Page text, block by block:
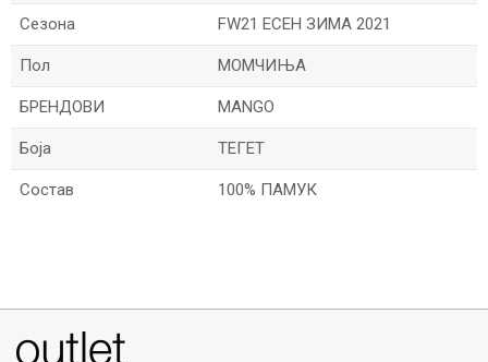
Сезона FW21 ЕСЕН ЗИМА 2021
Пол МОМЧИЊА
БРЕНДОВИ MANGO
Боја ТЕГЕТ
Состав 100% ПАМУК
Е-меил